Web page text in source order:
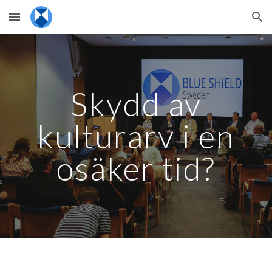
Skip to main content Skip to navigation
Skydd av
kulturarv i en
osäker tid?